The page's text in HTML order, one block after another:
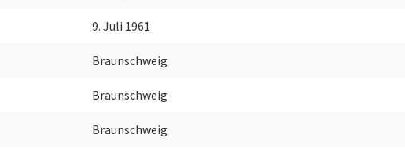
9. Juli 1961
Braunschweig
Braunschweig
Braunschweig